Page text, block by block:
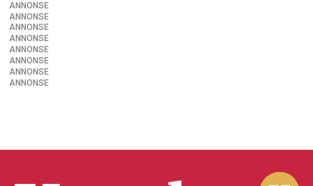
ANNONSE
ANNONSE
ANNONSE
ANNONSE
ANNONSE
ANNONSE
ANNONSE
ANNONSE